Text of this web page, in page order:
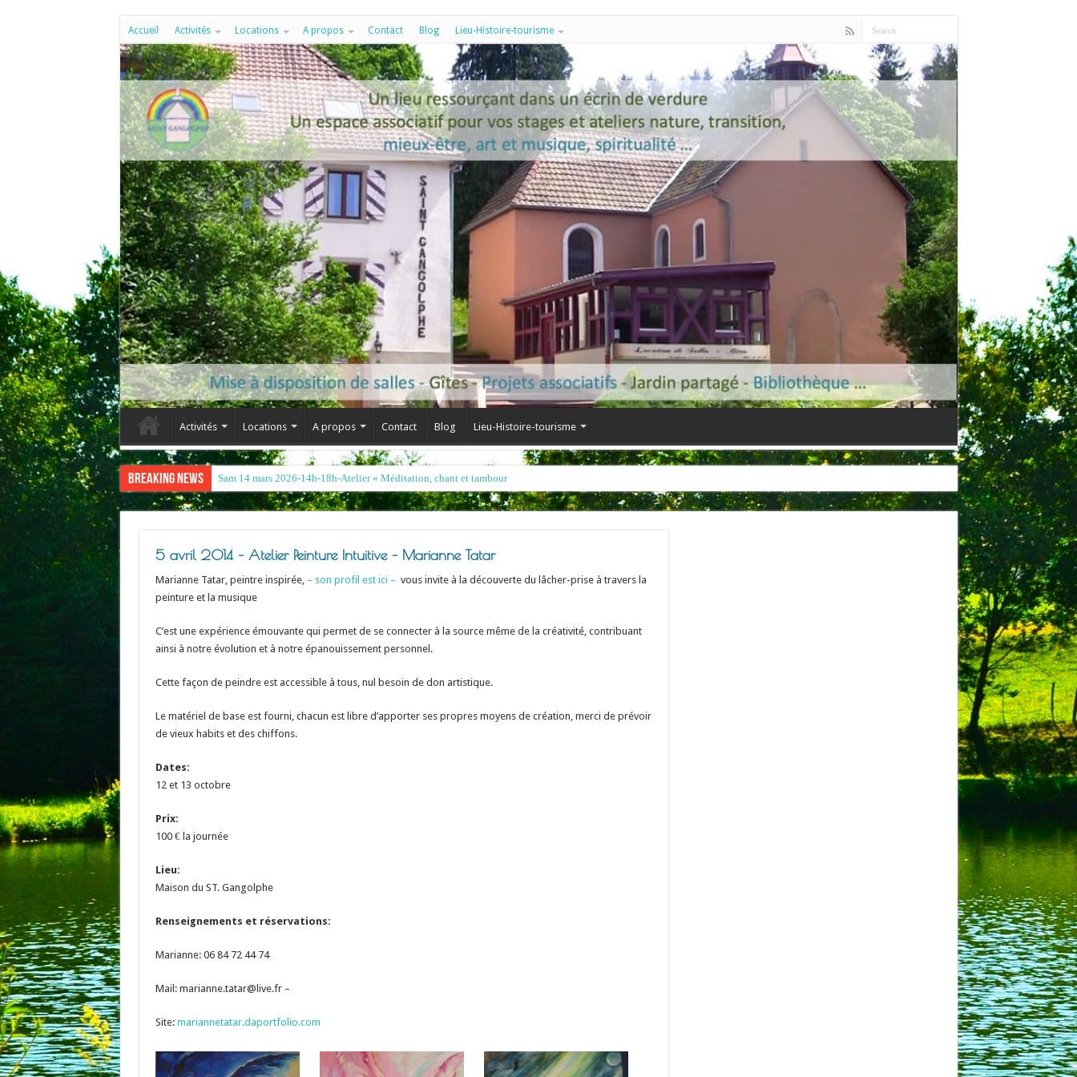
Accueil Activités Locations A propos Contact Blog Lieu-Histoire-tourisme
Activités Locations A propos Contact Blog Lieu-Histoire-tourisme
Breaking News
5 avril 2014 – Atelier Peinture Intuitive – Marianne Tatar
Marianne Tatar, peintre inspirée, – son profil est ici – vous invite à la découverte du lâcher-prise à travers la
peinture et la musique
C’est une expérience émouvante qui permet de se connecter à la source même de la créativité, contribuant
ainsi à notre évolution et à notre épanouissement personnel.
Cette façon de peindre est accessible à tous, nul besoin de don artistique.
Le matériel de base est fourni, chacun est libre d’apporter ses propres moyens de création, merci de prévoir
de vieux habits et des chiffons.
Dates:
12 et 13 octobre
Prix:
100 € la journée
Lieu:
Maison du ST. Gangolphe
Renseignements et réservations:
Marianne: 06 84 72 44 74
Mail: marianne.tatar@live.fr –
Site: mariannetatar.daportfolio.com